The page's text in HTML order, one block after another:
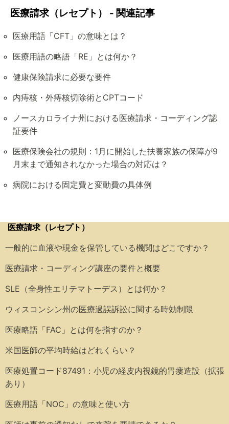
医療請求（レセプト） - 関連記事
医療用語「CFT」の意味とは？
医療用語の略語「RE」とは何か？
健康保険請求に必要な要件
内痔核・外痔核切除術とCPTコード
ノースカロライナ州における医療請求・コーディング認
証要件
医療保険会社の規則：1月に開始した扶養家族の保障が9
月末まで通知されなかった場合の対応は？
病院における固定費と変動費の具体例
医療請求（レセプト）
一般的に血液や現金を保管している機関はどこですか？
医療請求・コーディング講座の要件と概要
SLE（全身性エリテマトーデス）とは何か？
ウィスコンシン州の医療過誤訴訟に関する時効制限
医療略語「FAC」とは何を指すのか？
米国医師の平均時給はどれくらい？
医療処置コード87491：小児の経皮内視鏡的胃瘻造設（拡張
あり）
医療用語「NOC」の意味と使い方